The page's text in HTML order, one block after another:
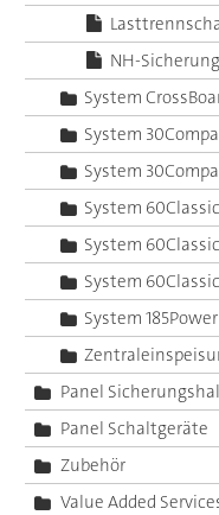
NH-
System
System
System
System
System
System
System 185Power
Panel
Panel Schaltgeräte
Zubehör
Value Added